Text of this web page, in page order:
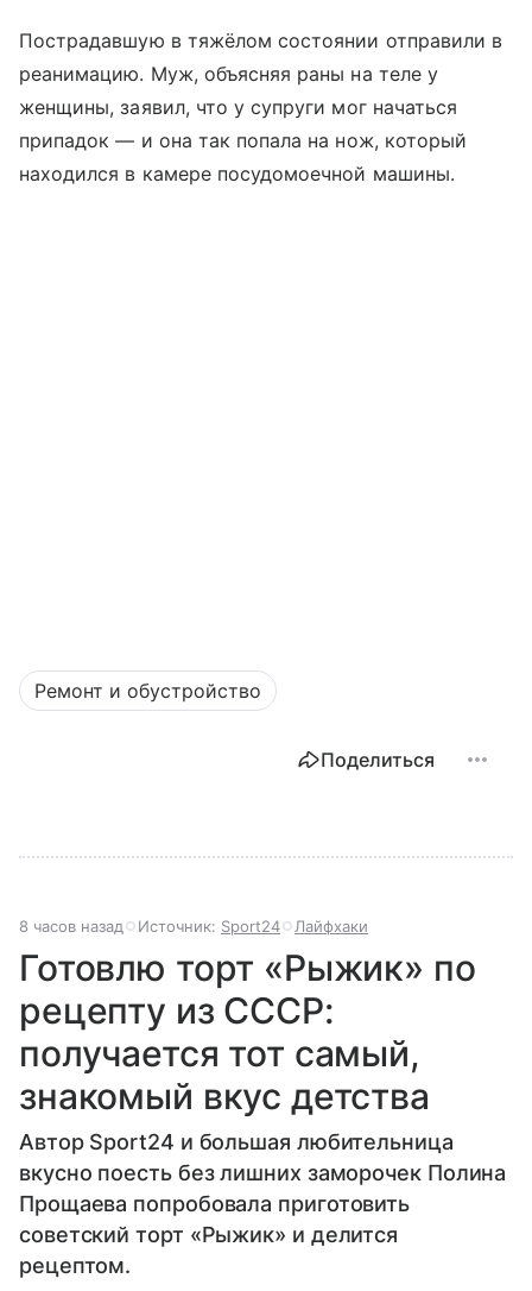
Пострадавшую в тяжёлом состоянии отправили в
реанимацию. Муж, объясняя раны на теле у
женщины, заявил, что у супруги мог начаться
припадок — и она так попала на нож, который
находился в камере посудомоечной машины.
Ремонт и обустройство
Поделиться
8 часов назад Источник: Sport24 Лайфхаки
Готовлю торт «Рыжик» по
рецепту из СССР:
получается тот самый,
знакомый вкус детства
Автор Sport24 и большая любительница
вкусно поесть без лишних заморочек Полина
Прощаева попробовала приготовить
советский торт «Рыжик» и делится
рецептом.